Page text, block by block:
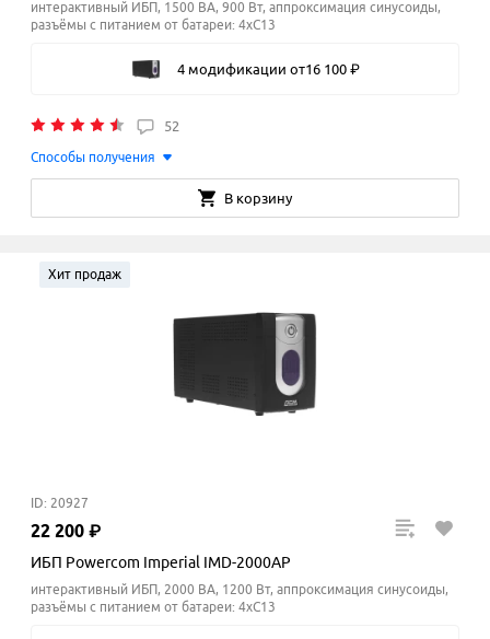
интерактивный ИБП, 1500 ВА, 900 Вт, аппроксимация синусоиды,
разъёмы с питанием от батареи: 4xC13
4 модификации от16 100 ₽
52
Способы получения
В корзину
Хит продаж
ID: 20927
22 200 ₽
ИБП Powercom Imperial IMD-2000AP
интерактивный ИБП, 2000 ВА, 1200 Вт, аппроксимация синусоиды,
разъёмы с питанием от батареи: 4xC13